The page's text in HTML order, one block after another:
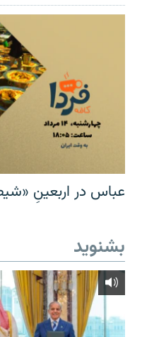
عباس در اربعینِ
بشنوید